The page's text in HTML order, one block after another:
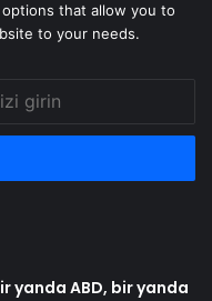
that allow you to
to your needs.
yanda ABD, bir yanda